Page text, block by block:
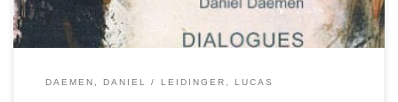
DAEMEN, DANIEL LEIDINGER, LUCAS